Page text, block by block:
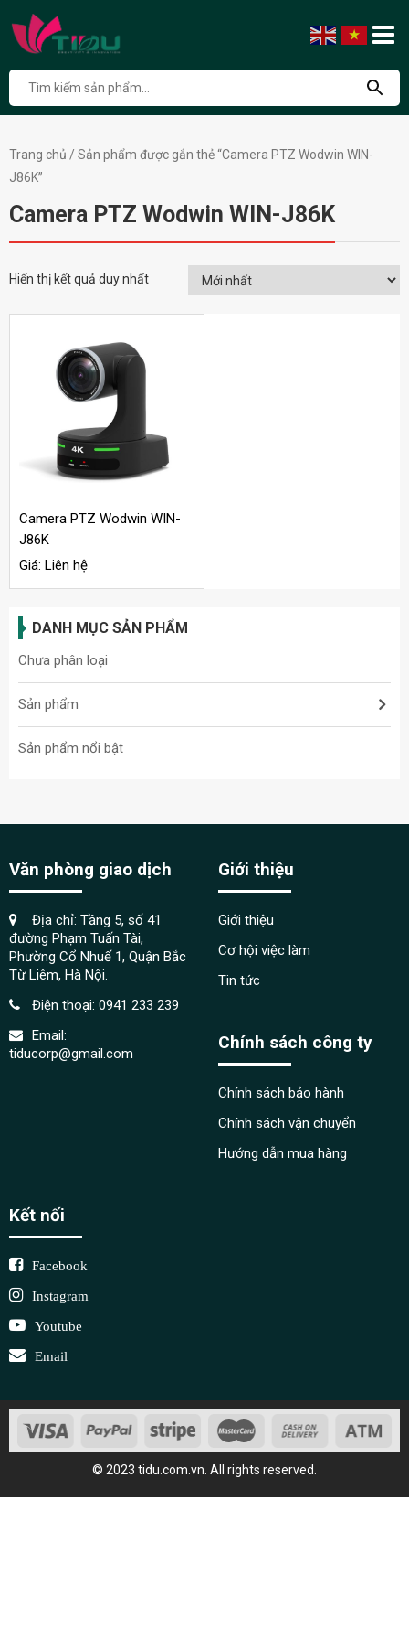
Trang chủ / Sản phẩm được gắn thẻ “Camera PTZ Wodwin WIN-
J86K”
Camera PTZ Wodwin WIN-J86K
Hiển thị kết quả duy nhất
Camera PTZ Wodwin WIN-
J86K
Giá: Liên hệ
DANH MỤC SẢN PHẨM
Chưa phân loại
Sản phẩm
Sản phẩm nổi bật
Văn phòng giao dịch
Địa chỉ: Tầng 5, số 41
đường Phạm Tuấn Tài,
Phường Cổ Nhuế 1, Quận Bắc
Từ Liêm, Hà Nội.
Điện thoại: 0941 233 239
Email:
tiducorp@gmail.com
Giới thiệu
Giới thiệu
Cơ hội việc làm
Tin tức
Chính sách công ty
Chính sách bảo hành
Chính sách vận chuyển
Hướng dẫn mua hàng
Kết nối
Facebook
Instagram
Youtube
Email
© 2023 tidu.com.vn. All rights reserved.